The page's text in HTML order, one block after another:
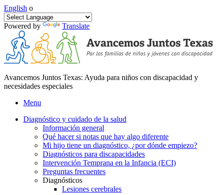
English o
Powered by Translate
Avancemos Juntos Texas: Ayuda para niños con discapacidad y
necesidades especiales
Menu
Diagnóstico y cuidado de la salud
Información general
Qué hacer si notas que hay algo diferente
Mi hijo tiene un diagnóstico, ¿por dónde empiezo?
Diagnósticos para discapacidades
Intervención Temprana en la Infancia (ECI)
Preguntas frecuentes
Diagnósticos
Lesiones cerebrales